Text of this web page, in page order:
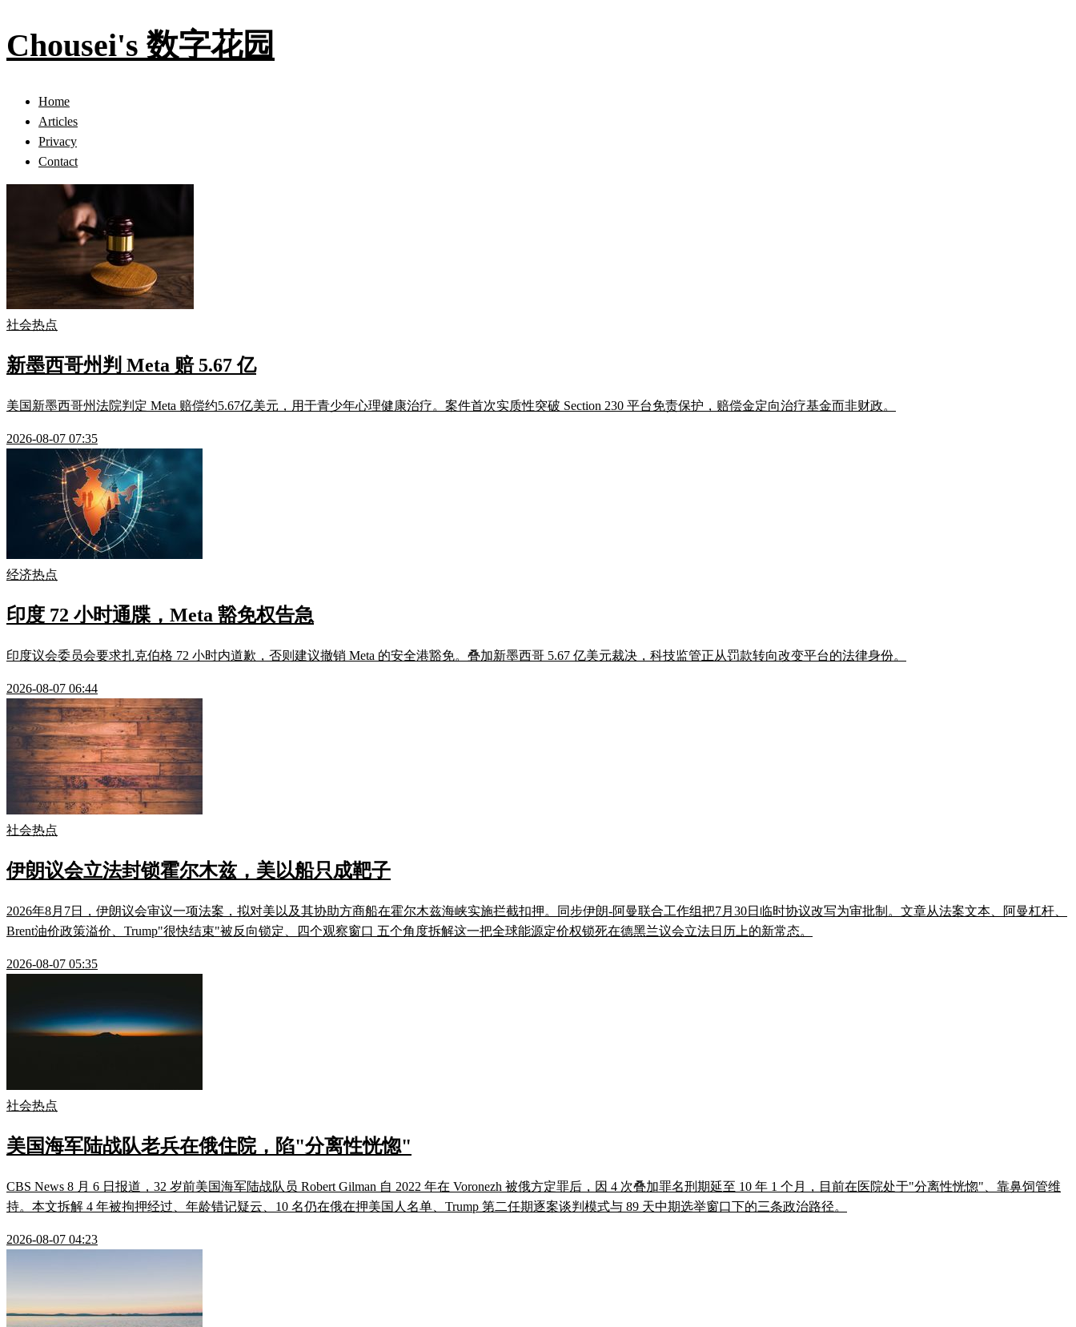
Chousei's 数字花园
Home
Articles
Privacy
Contact
社会热点
新墨西哥州判 Meta 赔 5.67 亿
美国新墨西哥州法院判定 Meta 赔偿约5.67亿美元，用于青少年心理健康治疗。案件首次实质性突破 Section 230 平台免责保护，赔偿金定向治疗基金而非财政。
2026-08-07 07:35
经济热点
印度 72 小时通牒，Meta 豁免权告急
印度议会委员会要求扎克伯格 72 小时内道歉，否则建议撤销 Meta 的安全港豁免。叠加新墨西哥 5.67 亿美元裁决，科技监管正从罚款转向改变平台的法律身份。
2026-08-07 06:44
社会热点
伊朗议会立法封锁霍尔木兹，美以船只成靶子
2026年8月7日，伊朗议会审议一项法案，拟对美以及其协助方商船在霍尔木兹海峡实施拦截扣押。同步伊朗-阿曼联合工作组把7月30日临时协议改写为审批制。文章从法案文本、阿曼杠杆、
Brent油价政策溢价、Trump"很快结束"被反向锁定、四个观察窗口 五个角度拆解这一把全球能源定价权锁死在德黑兰议会立法日历上的新常态。
2026-08-07 05:35
社会热点
美国海军陆战队老兵在俄住院，陷"分离性恍惚"
CBS News 8 月 6 日报道，32 岁前美国海军陆战队员 Robert Gilman 自 2022 年在 Voronezh 被俄方定罪后，因 4 次叠加罪名刑期延至 10 年 1 个月，目前在医院处于"分离性恍惚"、靠鼻饲管维
持。本文拆解 4 年被拘押经过、年龄错记疑云、10 名仍在俄在押美国人名单、Trump 第二任期逐案谈判模式与 89 天中期选举窗口下的三条政治路径。
2026-08-07 04:23